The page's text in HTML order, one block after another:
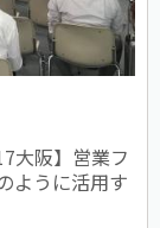
大阪】営業フ
ように活用す